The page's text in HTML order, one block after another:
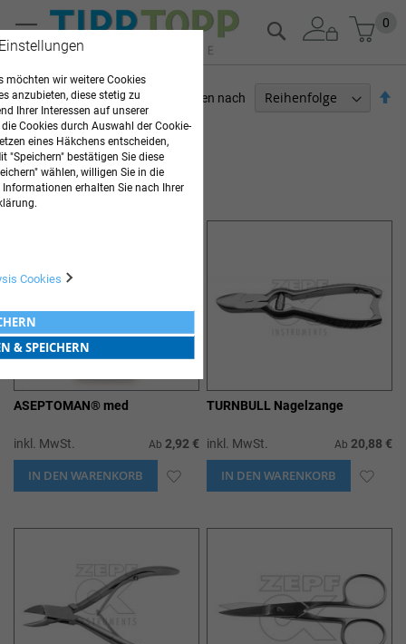
Zum
Inhalt
0
Suche
13Elemente
Sortieren nach
PODOLOGIEBEDARF
ASEPTOMAN® med
inkl. MwSt. Ab 2,92 €
IN DEN WARENKORB ZUR
TURNBULL Nagelzange
inkl. MwSt. Ab 20,88 €
IN DEN WARENKORB ZUR
ARZTBEDARF
möchten wir weitere Cookies
anzubieten, diese stetig zu
Ihrer Interessen auf unserer
Cookies durch Auswahl der Cookie-
eines Häkchens entscheiden,
"Speichern" bestätigen Sie diese
wählen, willigen Sie in die
erhalten Sie nach Ihrer
Cookies
& SPEICHERN